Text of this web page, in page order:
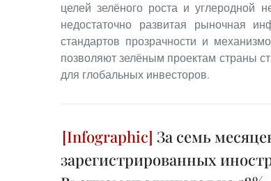
целей зелёного роста и углеродной
недостаточно развитая рыночная
стандартов прозрачности и
позволяют зелёным проектам страны
для глобальных инвесторов.
За семь
зарегистрированных